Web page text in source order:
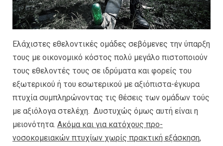
Ελάχιστες εθελοντικές ομάδες σεβόμενες την ύπαρξη
τους με οικονομικό κόστος πολύ μεγάλο πιστοποιούν
τους εθελοντές τους σε ιδρύματα και φορείς του
εξωτερικού ή του εσωτερικού με αξιόπιστα-έγκυρα
πτυχία συμπληρώνοντας τις θέσεις των ομάδων τούς
με αξιόλογα στελέχη. Δυστυχώς όμως αυτή είναι η
μειονότητα. Ακόμα και για κατόχους προ-
νοσοκομειακών πτυχίων χωρίς πρακτική εξάσκηση,